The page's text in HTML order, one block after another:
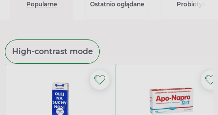
Popularne Ostatnio oglądane Probiotyki
High-contrast mode